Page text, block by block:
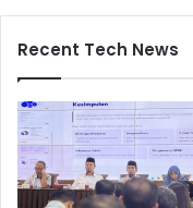
Recent Tech News